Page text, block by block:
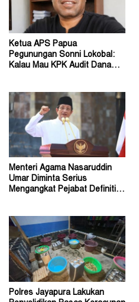
Ketua APS Papua
Pegunungan Sonni Lokobal:
Kalau Mau KPK Audit Dana
Menteri Agama Nasaruddin
Umar Diminta Serius
Mengangkat Pejabat Definitif
Polres Jayapura Lakukan